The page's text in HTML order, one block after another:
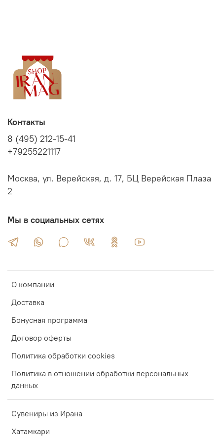
О компании
Доставка
Бонусная программа
Договор оферты
Политика обработки cookies
Политика в отношении обработки персональных
данных
Сувениры из Ирана
Хатамкари
Контакты
8 (495) 212-15-41
+79255221117
Москва, ул. Верейская, д. 17, БЦ Верейская Плаза
2
Мы в социальных сетях